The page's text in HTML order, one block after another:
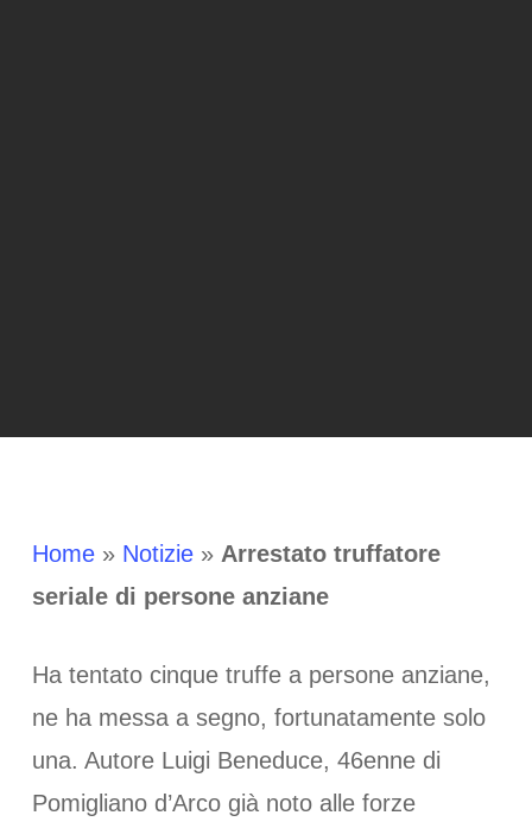
Home» Notizie» Arrestato truffatore
seriale di persone anziane
Ha tentato cinque truffe a persone anziane,
ne ha messa a segno, fortunatamente solo
una. Autore Luigi Beneduce, 46enne di
Pomigliano d’Arco già noto alle forze